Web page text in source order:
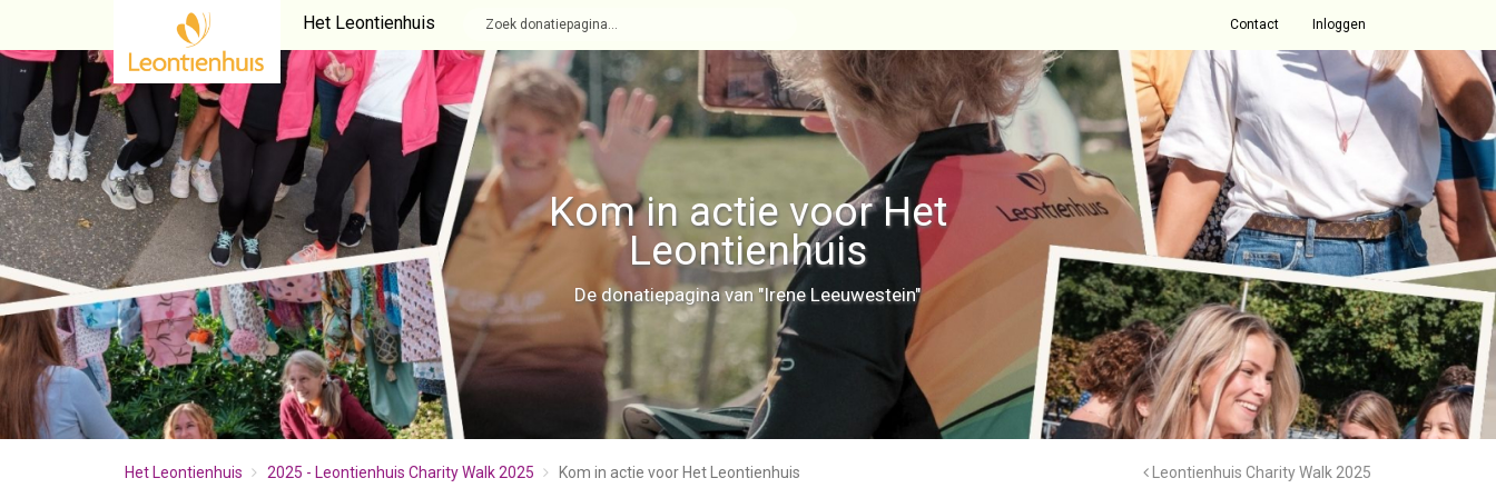
Het Leontienhuis Contact Inloggen
Kom in actie voor Het
Leontienhuis
De donatiepagina van "Irene Leeuwestein"
Het Leontienhuis 2025 - Leontienhuis Charity Walk 2025 Kom in actie voor Het Leontienhuis Leontienhuis Charity Walk 2025